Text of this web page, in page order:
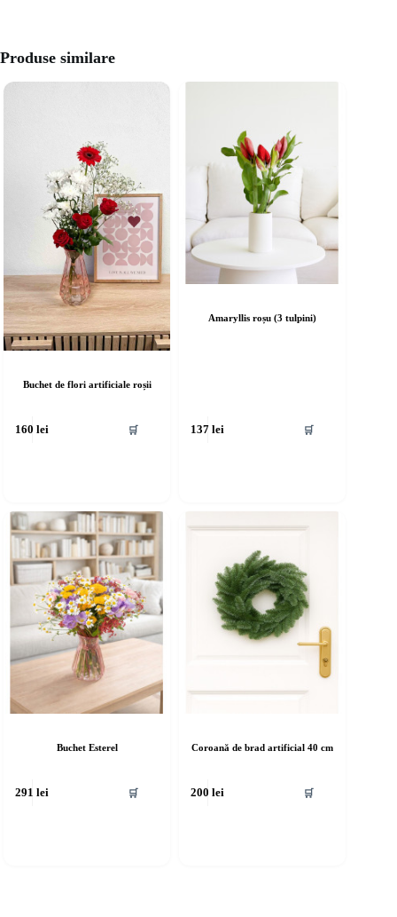
Produse similare
Buchet de flori artificiale roșii
160lei 🛒
Amaryllis roșu (3 tulpini)
137lei 🛒
Buchet Esterel
291lei 🛒
Coroană de brad artificial 40 cm
200lei 🛒